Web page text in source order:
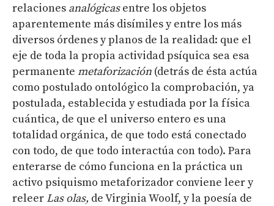
relaciones analógicasentre los objetos
aparentemente más disímiles y entre los más
diversos órdenes y planos de la realidad: que el
eje de toda la propia actividad psíquica sea esa
permanente metaforización (detrás de ésta actúa
como postulado ontológico la comprobación, ya
postulada, establecida y estudiada por la física
cuántica, de que el universo entero es una
totalidad orgánica, de que todo está conectado
con todo, de que todo interactúa con todo). Para
enterarse de cómo funciona en la práctica un
activo psiquismo metaforizador conviene leer y
releer Las olas, de Virginia Woolf, y la poesía de